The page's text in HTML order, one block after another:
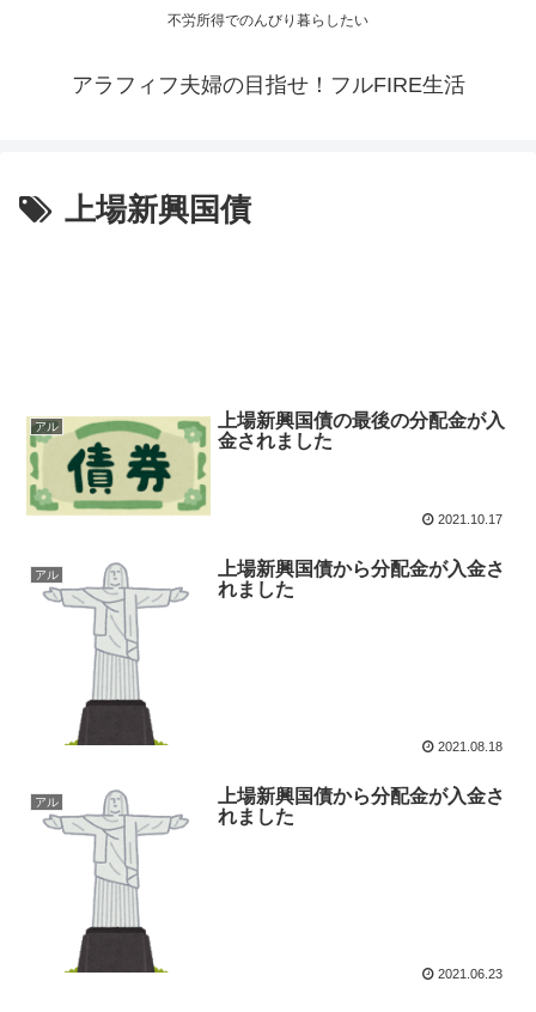
不労所得でのんびり暮らしたい
アラフィフ夫婦の目指せ！フルFIRE生活
上場新興国債
アル
上場新興国債の最後の分配金が入
金されました
2021.10.17
アル
上場新興国債から分配金が入金さ
れました
2021.08.18
アル
上場新興国債から分配金が入金さ
れました
2021.06.23